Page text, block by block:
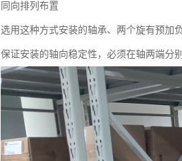
同向排列布置
选用这种方式安装的轴承、两个旋有预加
保证安装的轴向稳定性，必须在轴两端分